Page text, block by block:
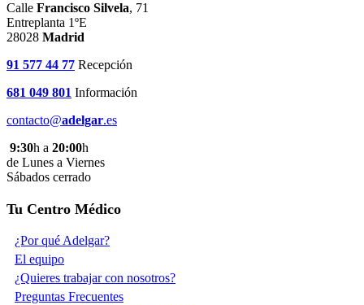
Calle Francisco Silvela, 71
Entreplanta 1ºE
28028 Madrid
91 577 44 77 Recepción
681 049 801 Información
contacto@adelgar.es
9:30h a 20:00h
de Lunes a Viernes
Sábados cerrado
Tu Centro Médico
¿Por qué Adelgar?
El equipo
¿Quieres trabajar con nosotros?
Preguntas Frecuentes